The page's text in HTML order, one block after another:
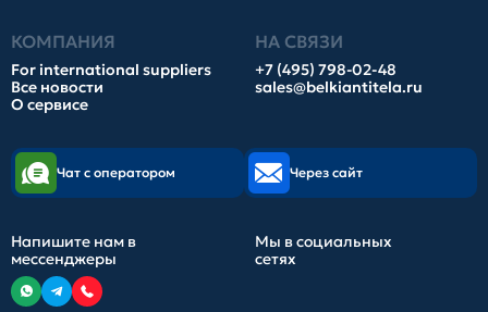
КОМПАНИЯ
For international suppliers
Все новости
О сервисе
НА СВЯЗИ
+7 (495) 798-02-48
sales@belkiantitela.ru
Чат с оператором Через сайт
Напишите нам в
мессенджеры
Мы в социальных
сетях